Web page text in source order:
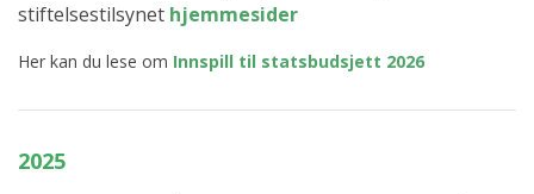
stiftelsestilsynet hjemmesider
Her kan du lese om Innspill til statsbudsjett 2026
2025